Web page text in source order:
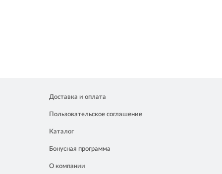
Доставка и оплата
Пользовательское соглашение
Каталог
Бонусная программа
О компании